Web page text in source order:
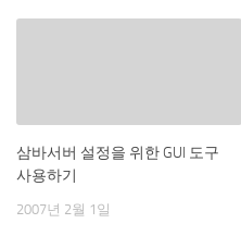
삼바서버 설정을 위한 GUI 도구
사용하기
2007년 2월 1일